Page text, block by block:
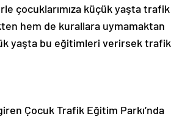
çocuklarımıza küçük yaşta trafik
hem de kurallara uymamaktan
yaşta bu eğitimleri verirsek trafik
Çocuk Trafik Eğitim Parkı’nda